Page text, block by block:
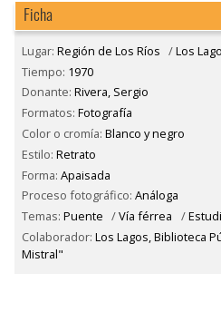
Ficha
Lugar: Región de Los Ríos /Los
Tiempo: 1970
Donante: Rivera, Sergio
Formatos: Fotografía
Color o cromía: Blanco y negro
Estilo: Retrato
Forma: Apaisada
Proceso fotográfico: Análoga
Temas: Puente /Vía férrea /
Colaborador: Los Lagos, Biblioteca
Mistral"